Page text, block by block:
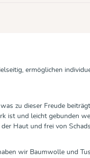
ermöglichen
zu dieser Freude
ist und leicht gebunden
Haut und frei von
wir Baumwolle und